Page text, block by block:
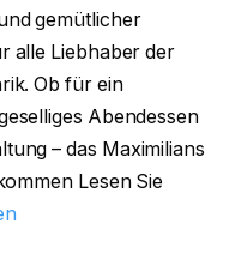
gemütlicher
alle Liebhaber der
Ob für ein
Abendessen
– das Maximilians
Lesen Sie